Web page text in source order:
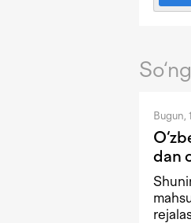
Bugun,
dan